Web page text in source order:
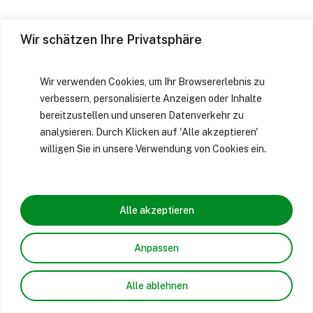
Wir schätzen Ihre Privatsphäre
Wir verwenden Cookies, um Ihr Browsererlebnis zu
verbessern, personalisierte Anzeigen oder Inhalte
bereitzustellen und unseren Datenverkehr zu
analysieren. Durch Klicken auf 'Alle akzeptieren'
willigen Sie in unsere Verwendung von Cookies ein.
Anpassen
Alle ablehnen
Alle akzeptieren